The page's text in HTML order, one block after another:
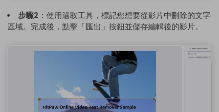
步驟2 ：使用選取工具，標記您想要從影片中刪除的文字
區域。完成後，點擊「匯出」按鈕並儲存編輯後的影片。